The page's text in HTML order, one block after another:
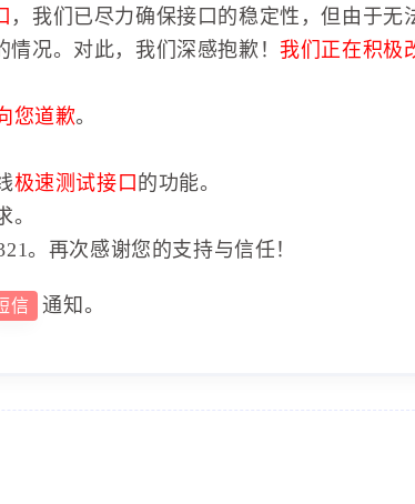
，我们已尽力确保接口的稳定性，但由于无
况。对此，我们深感抱歉！ 我们正在积极
您道歉。
极速测试接口 的功能。
。
。再次感谢您的支持与信任！
信 通知。